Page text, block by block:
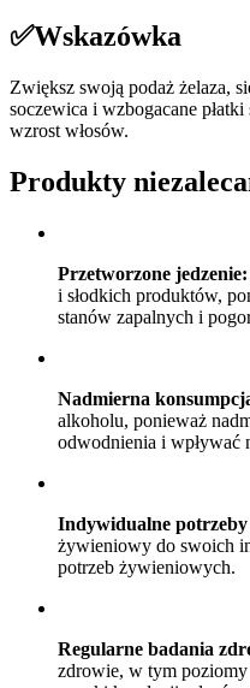
✅Wskazówka
Zwiększ swoją podaż żelaza,
soczewica i wzbogacane
wzrost włosów.
Produkty
Przetworzone jedzenie:
i słodkich produktów,
stanów zapalnych i
Nadmierna
alkoholu, ponieważ
odwodnienia i wpływać
Indywidualne
żywieniowy do swoich
potrzeb żywieniowych.
Regularne badania
zdrowie, w tym